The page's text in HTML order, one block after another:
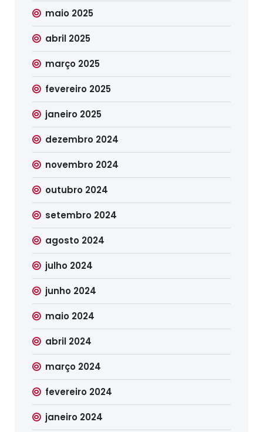
maio 2025
abril 2025
março 2025
fevereiro 2025
janeiro 2025
dezembro 2024
novembro 2024
outubro 2024
setembro 2024
agosto 2024
julho 2024
junho 2024
maio 2024
abril 2024
março 2024
fevereiro 2024
janeiro 2024